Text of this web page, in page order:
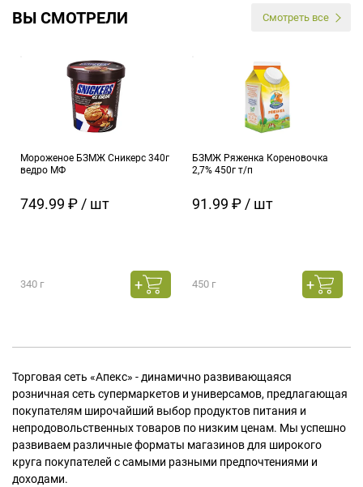
ВЫ СМОТРЕЛИ Смотреть все
Мороженое БЗМЖ Сникерс 340г
ведро МФ
749.99 ₽ / шт
340 г
БЗМЖ Ряженка Кореновочка
2,7% 450г т/п
91.99 ₽ / шт
450 г
Торговая сеть «Апекс» - динамично развивающаяся
розничная сеть супермаркетов и универсамов, предлагающая
покупателям широчайший выбор продуктов питания и
непродовольственных товаров по низким ценам. Мы успешно
развиваем различные форматы магазинов для широкого
круга покупателей с самыми разными предпочтениями и
доходами.